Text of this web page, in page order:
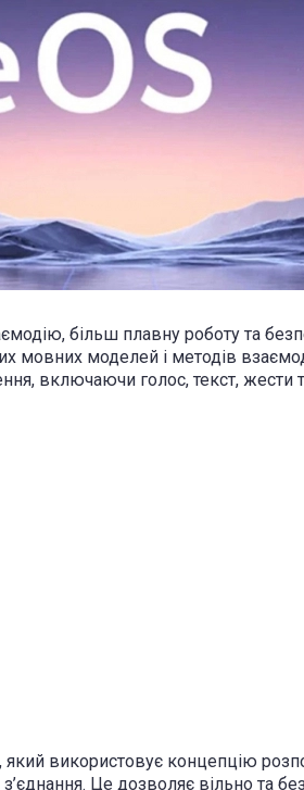
більш плавну роботу та
мовних моделей і методів
включаючи голос, текст, жести
використовує концепцію
Це дозволяє вільно та